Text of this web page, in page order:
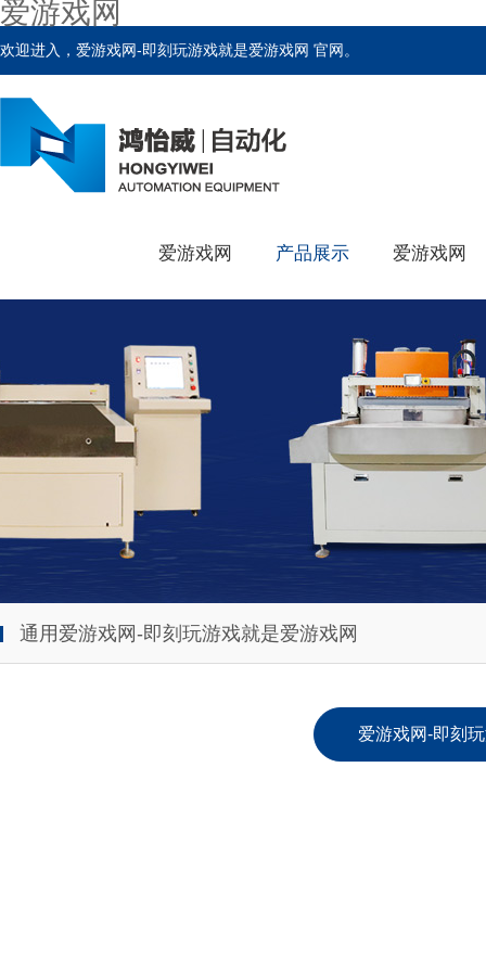
爱游戏网
欢迎进入，爱游戏网-即刻玩游戏就是爱游戏网 官网。
爱游戏网 产品展示 爱游戏网
通用爱游戏网-即刻玩游戏就是爱游戏网
爱游戏网-即刻